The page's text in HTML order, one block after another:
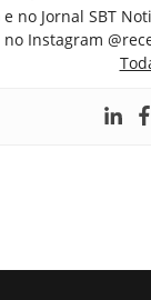
no Jornal SBT
Instagram